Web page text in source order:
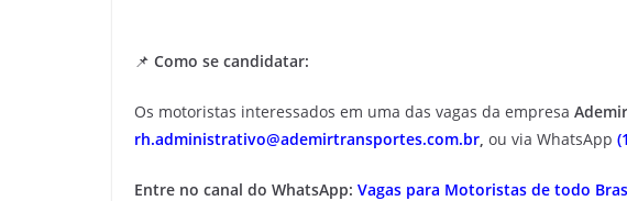
📌 Como se candidatar:
Os motoristas interessados em uma das vagas da empresa
rh.administrativo@ademirtransportes.com.br, ou via WhatsApp
Entre no canal do WhatsApp: Vagas para Motoristas de todo